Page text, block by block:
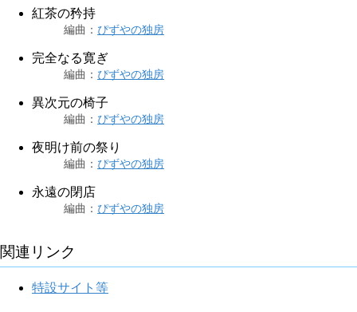
紅茶の矜持
編曲 ： ぴずやの独房
完全なる寛ぎ
編曲 ： ぴずやの独房
異次元の椅子
編曲 ： ぴずやの独房
夜明け前の祭り
編曲 ： ぴずやの独房
永遠の閉店
編曲 ： ぴずやの独房
関連リンク
特設サイト等